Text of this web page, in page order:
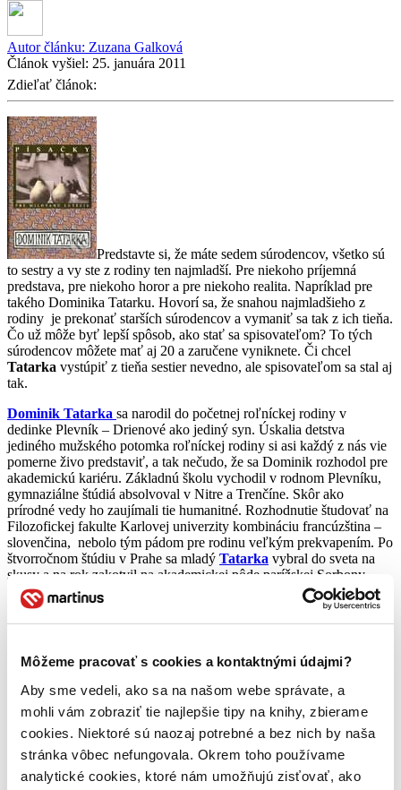
Môžeme pracovať s cookies a kontaktnými údajmi?
Aby sme vedeli, ako sa na našom webe správate, a
mohli vám zobraziť tie najlepšie tipy na knihy, zbierame
cookies. Niektoré sú naozaj potrebné a bez nich by naša
stránka vôbec nefungovala. Okrem toho používame
analytické cookies, ktoré nám umožňujú zisťovať, ako
Autor článku: Zuzana Galková
Článok vyšiel: 25. januára 2011
Zdieľať článok:
Predstavte si, že máte sedem súrodencov, všetko sú
to sestry a vy ste z rodiny ten najmladší. Pre niekoho príjemná
predstava, pre niekoho horor a pre niekoho realita. Napríklad pre
takého Dominika Tatarku. Hovorí sa, že snahou najmladšieho z
rodiny je prekonať starších súrodencov a vymaniť sa tak z ich tieňa.
Čo už môže byť lepší spôsob, ako stať sa spisovateľom? To tých
súrodencov môžete mať aj 20 a zaručene vyniknete. Či chcel
Tatarka vystúpiť z tieňa sestier nevedno, ale spisovateľom sa stal aj
tak.
Dominik Tatarka sa narodil do početnej roľníckej rodiny v
dedinke Plevník – Drienové ako jediný syn. Úskalia detstva
jediného mužského potomka roľníckej rodiny si asi každý z nás vie
pomerne živo predstaviť, a tak nečudo, že sa Dominik rozhodol pre
akademickú kariéru. Základnú školu vychodil v rodnom Plevníku,
gymnaziálne štúdiá absolvoval v Nitre a Trenčíne. Skôr ako
prírodné vedy ho zaujímali tie humanitné. Rozhodnutie študovať na
Filozofickej fakulte Karlovej univerzity kombináciu francúzština –
slovenčina, nebolo tým pádom pre rodinu veľkým prekvapením. Po
štvorročnom štúdiu v Prahe sa mladý Tatarka vybral do sveta na
skusy a na rok zakotvil na akademickej pôde parížskej Sorbony.
V čase zúriacej druhej svetovej vojny pôsobil ako pedagóg
slovenčiny a francúzštiny chvíľu na žilinskom a chvíľu na
denníky Pravda a Národná obroda. Ako profesionálnemu
spisovateľovi sa mu naskytlo celkom lukratívne miesto scenáristu
Československého štátneho filmu v Bratislave. Nuž áno, boli časy,
kedy sa do filmu investovali aj nejaké tie peniaze a bolo pri ňom aj
nejaké to stále zamestnanie. Bolo to dávno…
Istotu, ktorú Tatarkovi poskytovalo zamestnanie pri filme a miesto
vo vydavateľstve Tatran narušil však rok 1968. Teda ani nie ten rok,
ako vstup vojsk Varšavskej zmluvy a Tatarkovo jednoznačné a